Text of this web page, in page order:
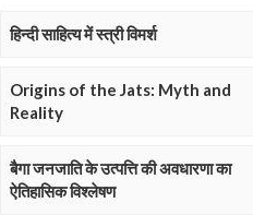
हिन्दी साहित्य में स्त्री विमर्श
Origins of the Jats: Myth and
Reality
बैगा जनजाति के उत्पत्ति की अवधारणा का
ऐतिहासिक विश्लेषण